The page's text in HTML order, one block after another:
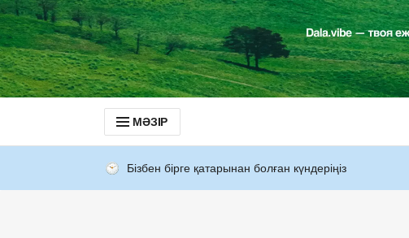
МӘЗІР
Бізбен бірге қатарынан болған күндеріңіз